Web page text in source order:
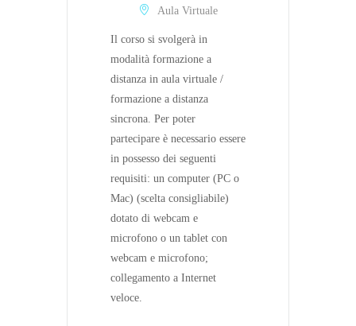
Aula Virtuale
Il corso si svolgerà in
modalità formazione a
distanza in aula virtuale /
formazione a distanza
sincrona. Per poter
partecipare è necessario essere
in possesso dei seguenti
requisiti: un computer (PC o
Mac) (scelta consigliabile)
dotato di webcam e
microfono o un tablet con
webcam e microfono;
collegamento a Internet
veloce.